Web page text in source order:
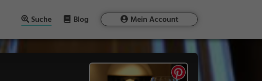
Suche Blog Mein Account